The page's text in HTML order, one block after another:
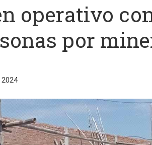
operativo
por
2024